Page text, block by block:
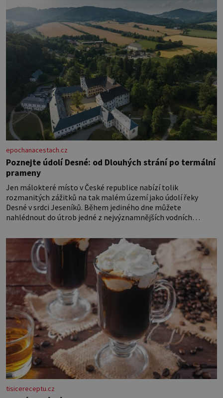
epochanacestach.cz
Poznejte údolí Desné: od Dlouhých strání po termální
prameny
Jen málokteré místo v České republice nabízí tolik
rozmanitých zážitků na tak malém území jako údolí řeky
Desné v srdci Jeseníků. Během jediného dne můžete
nahlédnout do útrob jedné z nejvýznamnějších vodních
koloběžce a den zakončit poznáváním památek ve Velkých
Losinách nebo v termálním
tisicereceptu.cz